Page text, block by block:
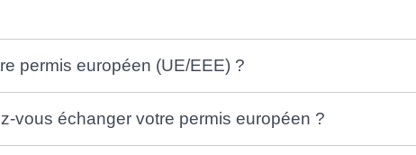
permis européen (UE/EEE) ?
vous échanger votre permis européen ?